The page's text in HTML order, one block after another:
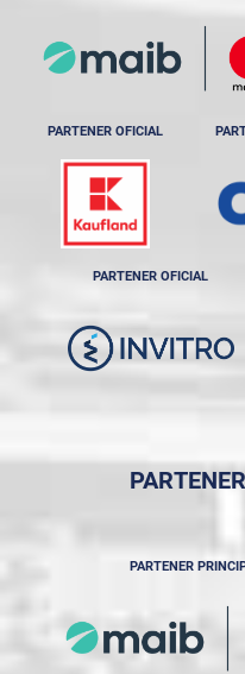
PARTENER OFICIAL
PARTENER OFICIAL
PARTENER